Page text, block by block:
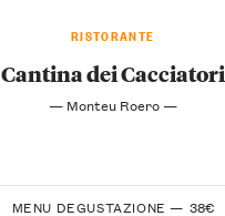
RISTORANTE
Cantina dei Cacciatori
— Monteu Roero —
MENU DEGUSTAZIONE — 38€